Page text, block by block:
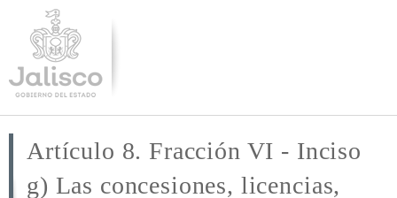
Artículo 8. Fracción VI - Inciso
g) Las concesiones, licencias,